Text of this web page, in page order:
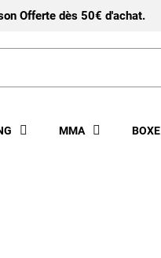
Offerte dès 50€ d'achat.
MMA BOXE